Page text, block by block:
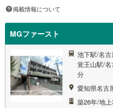
掲載情報について
MGファースト
池下駅/名
覚王山駅/
分
愛知県名古
築26年/地